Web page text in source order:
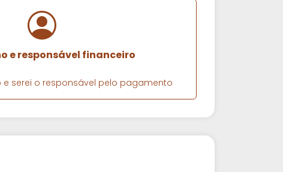
e responsável financeiro
e serei o responsável pelo pagamento